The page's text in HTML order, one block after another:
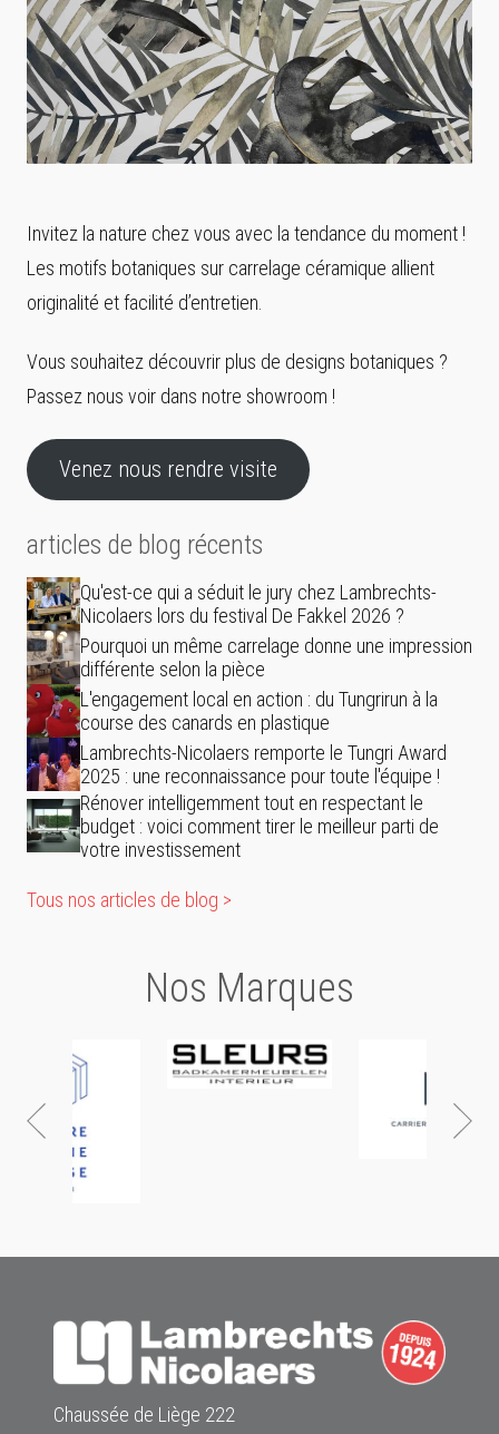
Invitez la nature chez vous avec la tendance du moment !
Les motifs botaniques sur carrelage céramique allient
originalité et facilité d’entretien.
Vous souhaitez découvrir plus de designs botaniques ?
Passez nous voir dans notre showroom !
Venez nous rendre visite
articles de blog récents
Qu'est-ce qui a séduit le jury chez Lambrechts-
Nicolaers lors du festival De Fakkel 2026 ?
Pourquoi un même carrelage donne une impression
différente selon la pièce
L'engagement local en action : du Tungrirun à la
course des canards en plastique
Lambrechts-Nicolaers remporte le Tungri Award
2025 : une reconnaissance pour toute l'équipe !
Rénover intelligemment tout en respectant le
budget : voici comment tirer le meilleur parti de
votre investissement
Tous nos articles de blog >
Nos Marques
Chaussée de Liège 222